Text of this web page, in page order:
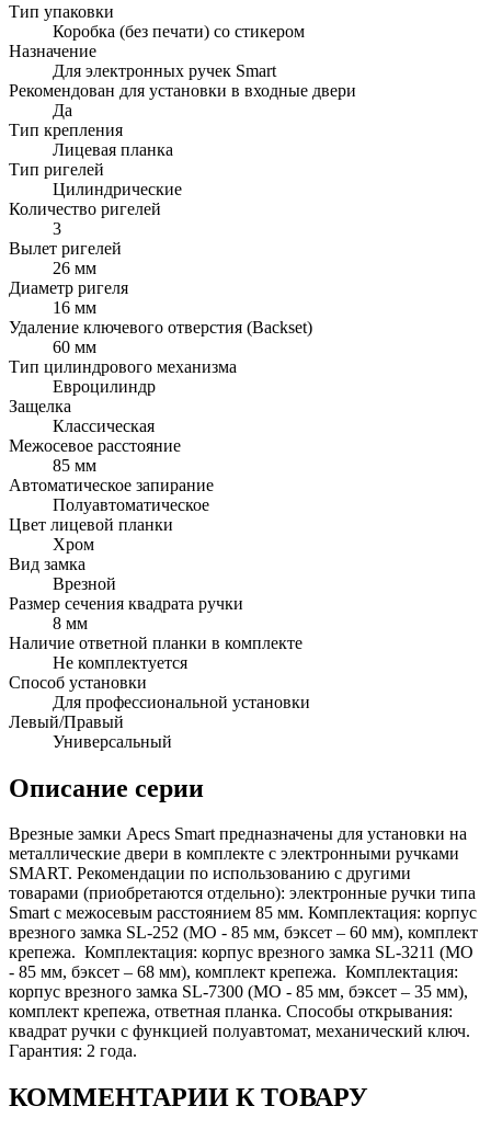
Тип упаковки
Коробка (без печати) со стикером
Назначение
Для электронных ручек Smart
Рекомендован для установки в входные двери
Да
Тип крепления
Лицевая планка
Тип ригелей
Цилиндрические
Количество ригелей
3
Вылет ригелей
26 мм
Диаметр ригеля
16 мм
Удаление ключевого отверстия (Backset)
60 мм
Тип цилиндрового механизма
Евроцилиндр
Защелка
Классическая
Межосевое расстояние
85 мм
Автоматическое запирание
Полуавтоматическое
Цвет лицевой планки
Хром
Вид замка
Врезной
Размер сечения квадрата ручки
8 мм
Наличие ответной планки в комплекте
Не комплектуется
Способ установки
Для профессиональной установки
Левый/Правый
Универсальный
Описание серии
Врезные замки Apecs Smart предназначены для установки на
металлические двери в комплекте с электронными ручками
SMART. Рекомендации по использованию с другими
товарами (приобретаются отдельно): электронные ручки типа
Smart с межосевым расстоянием 85 мм. Комплектация: корпус
врезного замка SL-252 (МО - 85 мм, бэксет – 60 мм), комплект
крепежа. Комплектация: корпус врезного замка SL-3211 (МО
- 85 мм, бэксет – 68 мм), комплект крепежа. Комплектация:
корпус врезного замка SL-7300 (МО - 85 мм, бэксет – 35 мм),
комплект крепежа, ответная планка. Способы открывания:
квадрат ручки с функцией полуавтомат, механический ключ.
Гарантия: 2 года.
КОММЕНТАРИИ К ТОВАРУ